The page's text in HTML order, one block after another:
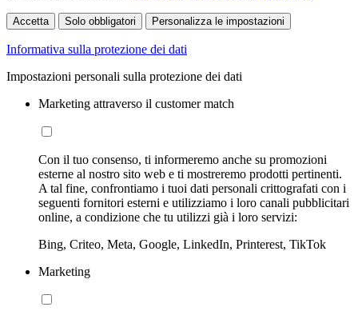
Accetta Solo obbligatori Personalizza le impostazioni
Informativa sulla protezione dei dati
Impostazioni personali sulla protezione dei dati
Marketing attraverso il customer match
Con il tuo consenso, ti informeremo anche su promozioni
esterne al nostro sito web e ti mostreremo prodotti pertinenti.
A tal fine, confrontiamo i tuoi dati personali crittografati con i
seguenti fornitori esterni e utilizziamo i loro canali pubblicitari
online, a condizione che tu utilizzi già i loro servizi:
Bing, Criteo, Meta, Google, LinkedIn, Printerest, TikTok
Marketing